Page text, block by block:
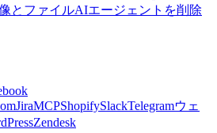
とファイルAIエージェントを削除
JiraMCPShopifySlackTelegramウェ
Zendesk